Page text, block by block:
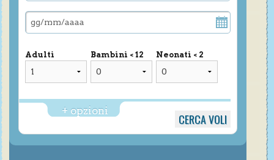
Adulti Bambini < 12 Neonati < 2
+ opzioni